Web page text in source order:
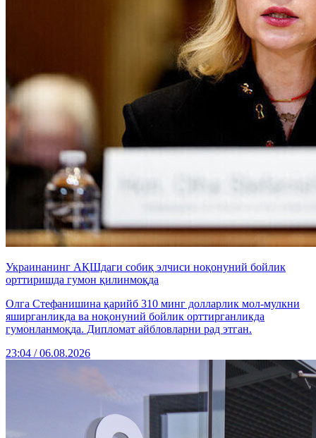
Украинанинг АҚШдаги собиқ элчиси ноқонуний бойлик
орттиришда гумон қилинмоқда
Олга Стефанишина қарийб 310 минг долларлик мол-мулкни
яширганликда ва ноқонуний бойлик орттирганликда
гумонланмоқда. Дипломат айбловларни рад этган.
23:04 / 06.08.2026